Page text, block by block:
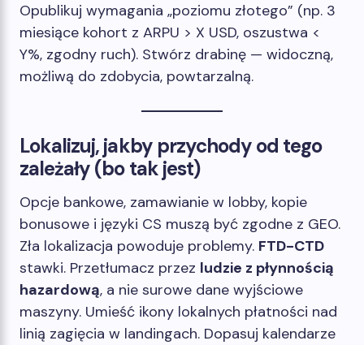
Opublikuj wymagania „poziomu złotego” (np. 3
miesiące kohort z ARPU > X USD, oszustwa <
Y%, zgodny ruch). Stwórz drabinę — widoczną,
możliwą do zdobycia, powtarzalną.
Lokalizuj, jakby przychody od tego
zależały (bo tak jest)
Opcje bankowe, zamawianie w lobby, kopie
bonusowe i języki CS muszą być zgodne z GEO.
Zła lokalizacja powoduje problemy. FTD-CTD
stawki. Przetłumacz przez ludzie z płynnością
hazardową, a nie surowe dane wyjściowe
maszyny. Umieść ikony lokalnych płatności nad
linią zagięcia w landingach. Dopasuj kalendarze